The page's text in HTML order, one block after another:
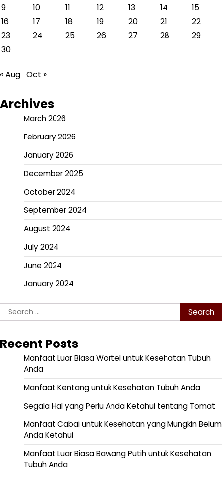
9
10 11 12 13 14
15
16
17 18 19 20 21
22
23
24 25 26 27 28
29
30
« Aug Oct »
Archives
March 2026
February 2026
January 2026
December 2025
October 2024
September 2024
August 2024
July 2024
June 2024
January 2024
Search
for:
Recent Posts
Manfaat Luar Biasa Wortel untuk Kesehatan Tubuh
Anda
Manfaat Kentang untuk Kesehatan Tubuh Anda
Segala Hal yang Perlu Anda Ketahui tentang Tomat
Manfaat Cabai untuk Kesehatan yang Mungkin Belum
Anda Ketahui
Manfaat Luar Biasa Bawang Putih untuk Kesehatan
Tubuh Anda